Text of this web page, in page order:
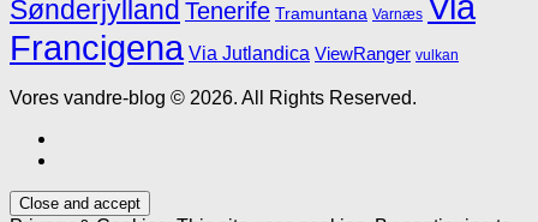
Sønderjylland Tenerife Tramuntana Varnæs
Francigena Via Jutlandica ViewRanger vulkan
Vores vandre-blog © 2026. All Rights Reserved.